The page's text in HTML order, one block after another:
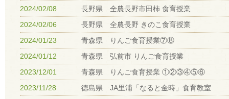
2024/02/08
長野県 全農長野市田柿 食育授業
2024/02/06
長野県 全農長野 きのこ食育授業
2024/01/23
青森県 りんご食育授業⑦⑧
2024/01/12
青森県 弘前市 りんご食育授業
2023/12/01
青森県 りんご食育授業 ①②③④⑤⑥
2023/11/28
徳島県 JA里浦「なると金時」食育教室